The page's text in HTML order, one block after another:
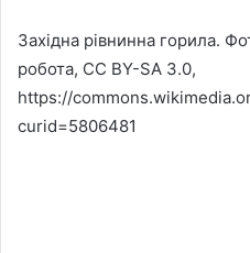
Західна рівнинна горила.
робота, CC BY-SA 3.0,
https://
curid=5806481